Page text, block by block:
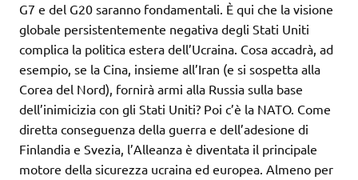
G7 e del G20 saranno fondamentali. È qui che la visione
globale persistentemente negativa degli Stati Uniti
complica la politica estera dell’Ucraina. Cosa accadrà, ad
esempio, se la Cina, insieme all’Iran (e si sospetta alla
Corea del Nord), fornirà armi alla Russia sulla base
dell’inimicizia con gli Stati Uniti? Poi c’è la NATO. Come
diretta conseguenza della guerra e dell’adesione di
Finlandia e Svezia, l’Alleanza è diventata il principale
motore della sicurezza ucraina ed europea. Almeno per